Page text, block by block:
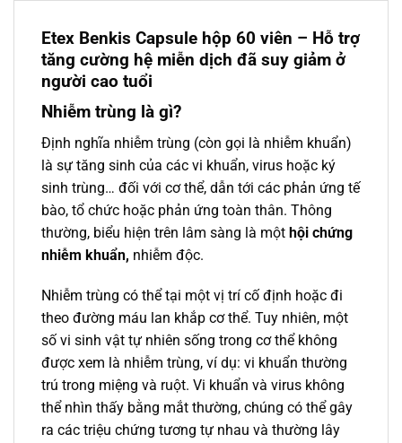
Etex Benkis Capsule hộp 60 viên – Hỗ trợ
tăng cường hệ miễn dịch đã suy giảm ở
người cao tuổi
Nhiễm trùng là gì?
Định nghĩa nhiễm trùng (còn gọi là nhiễm khuẩn)
là sự tăng sinh của các vi khuẩn, virus hoặc ký
sinh trùng… đối với cơ thể, dẫn tới các phản ứng tế
bào, tổ chức hoặc phản ứng toàn thân. Thông
thường, biểu hiện trên lâm sàng là một hội chứng
nhiễm khuẩn, nhiễm độc.
Nhiễm trùng có thể tại một vị trí cố định hoặc đi
theo đường máu lan khắp cơ thể. Tuy nhiên, một
số vi sinh vật tự nhiên sống trong cơ thể không
được xem là nhiễm trùng, ví dụ: vi khuẩn thường
trú trong miệng và ruột. Vi khuẩn và virus không
thể nhìn thấy bằng mắt thường, chúng có thể gây
ra các triệu chứng tương tự nhau và thường lây